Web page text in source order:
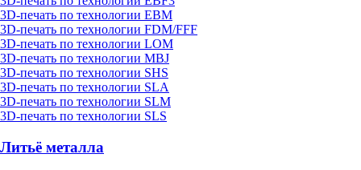
3D-печать по технологии EBM
3D-печать по технологии FDM/FFF
3D-печать по технологии LOM
3D-печать по технологии MBJ
3D-печать по технологии SHS
3D-печать по технологии SLA
3D-печать по технологии SLM
3D-печать по технологии SLS
Литьё металла